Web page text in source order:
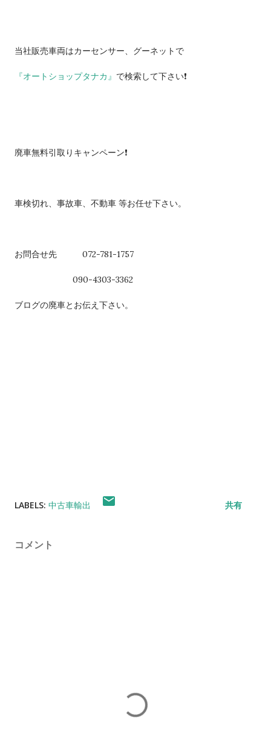
当社販売車両はカーセンサー、グーネットで
『オートショップタナカ』 で検索して下さい❗️
廃車無料引取りキャンペーン❗️
車検切れ、事故車、不動車 等お任せ下さい。
お問合せ先 072-781-1757
090-4303-3362
ブログの廃車とお伝え下さい。
LABELS: 中古車輸出 共有
コメント